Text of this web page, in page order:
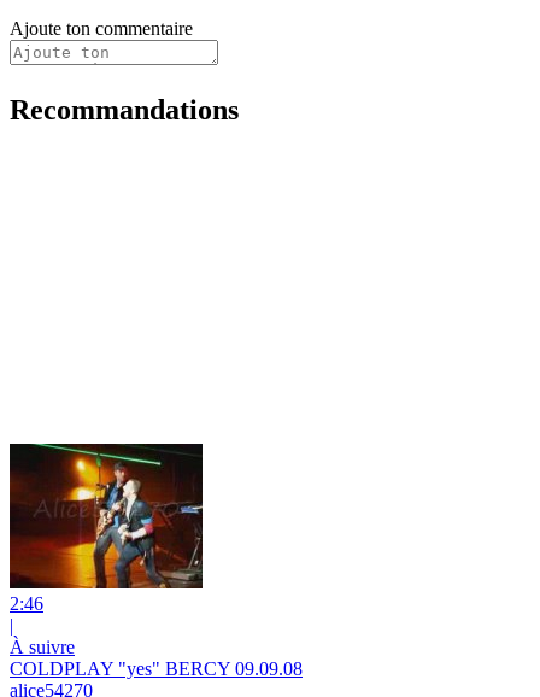
Ajoute ton commentaire
Recommandations
2:46
|
À suivre
COLDPLAY "yes" BERCY 09.09.08
alice54270